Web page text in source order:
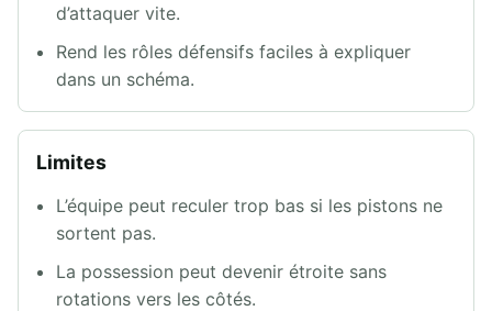
d’attaquer vite.
Rend les rôles défensifs faciles à expliquer
dans un schéma.
Limites
L’équipe peut reculer trop bas si les pistons ne
sortent pas.
La possession peut devenir étroite sans
rotations vers les côtés.